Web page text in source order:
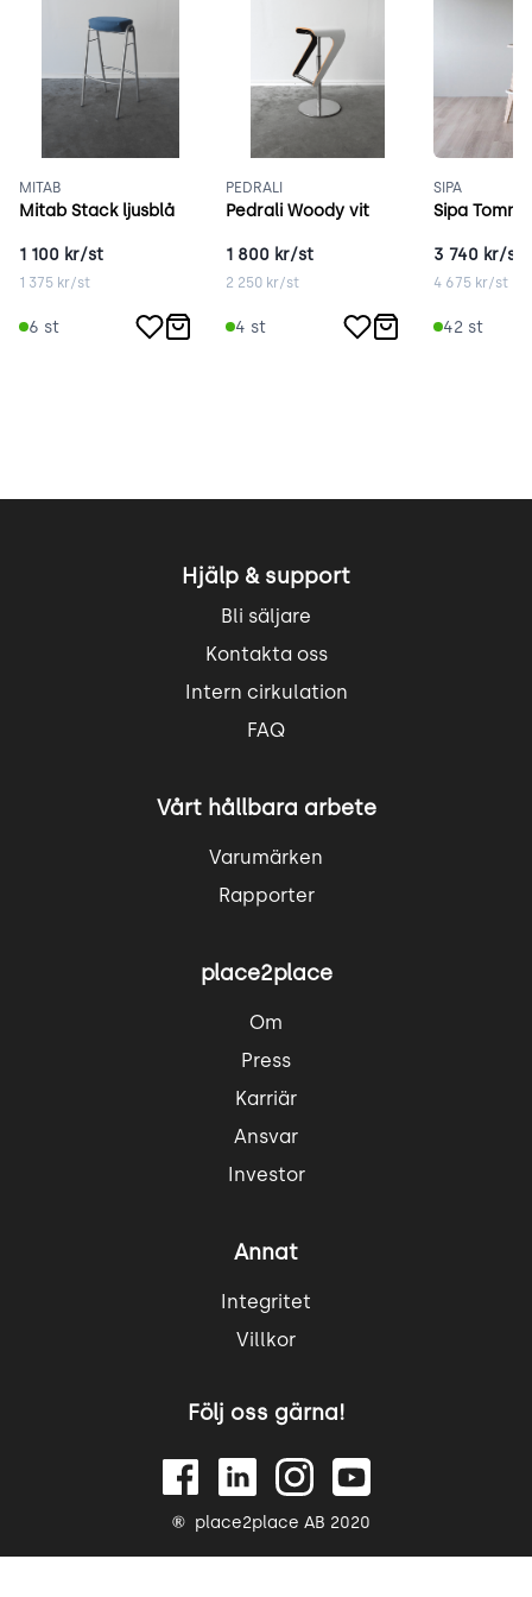
MITAB
Mitab Stack ljusblå
1 100 kr/st
1 375 kr/st
6 st
PEDRALI
Pedrali Woody vit
1 800 kr/st
2 250 kr/st
4 st
SIPA
Sipa
3 740 kr/st
4 675kr/st
42st
Hjälp & support
Bli säljare
Kontakta oss
Intern cirkulation
FAQ
Vårt hållbara arbete
Varumärken
Rapporter
place2place
Om
Press
Karriär
Ansvar
Investor
Annat
Integritet
Villkor
Följ oss gärna!
place2place AB 2020